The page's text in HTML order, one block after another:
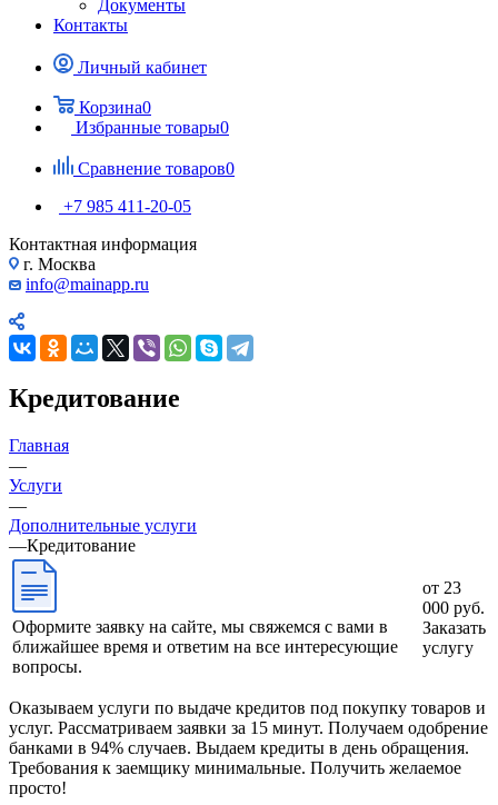
Документы
Контакты
Личный кабинет
Корзина0
Избранные товары0
Сравнение товаров0
+7 985 411-20-05
Контактная информация
г. Москва
info@mainapp.ru
Кредитование
Главная
—
Услуги
—
Дополнительные услуги
—Кредитование
Оформите заявку на сайте, мы свяжемся с вами в
ближайшее время и ответим на все интересующие
вопросы.
от 23
000 руб.
Заказать
услугу
Оказываем услуги по выдаче кредитов под покупку товаров и
услуг. Рассматриваем заявки за 15 минут. Получаем одобрение
банками в 94% случаев. Выдаем кредиты в день обращения.
Требования к заемщику минимальные. Получить желаемое
просто!